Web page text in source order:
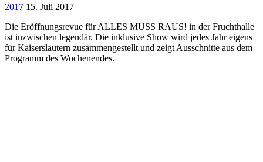
2017 15. Juli 2017
Die Eröffnungsrevue für ALLES MUSS RAUS! in der Fruchthalle
ist inzwischen legendär. Die inklusive Show wird jedes Jahr eigens
für Kaiserslautern zusammengestellt und zeigt Ausschnitte aus dem
Programm des Wochenendes.